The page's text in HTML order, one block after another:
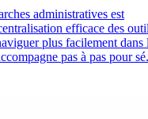
administratives est
efficace des
plus facilement dans
pas à pas pour